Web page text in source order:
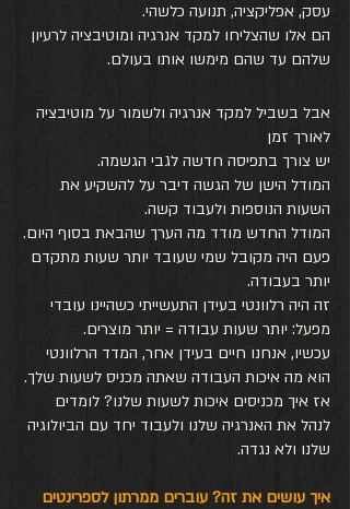
עסק, אפליקציה, תנועה כלשהי.
הם אלו שהצליחו למקד אנרגיה ומוטיבציה לרעיון
שלהם עד שהם מימשו אותו בעולם.
אבל בשביל למקד אנרגיה ולשמור על מוטיבציה
לאורך זמן
יש צורך בתפיסה חדשה לגבי הגשמה.
המודל הישן של הגשה דיבר על להשקיע את
השעות הנוספות ולעבוד קשה.
המודל החדש מודד מה הערך שהבאת בסוף היום.
פעם היה מקובל שמי שעובד יותר שעות מתקדם
יותר בעבודה.
זה היה רלוונטי בעידן התעשייתי כשהיינו עובדי
מפעל: יותר שעות עבודה = יותר מוצרים.
עכשיו, אנחנו חיים בעידן אחר, המדד הרלוונטי
הוא מה איכות העבודה שאתה מכניס לשעות שלך.
אז איך מכניסים איכות לשעות שלנו? לומדים
לנהל את האנרגיה שלנו ולעבוד יחד עם הביולוגיה
שלנו ולא נגדה.
איך עושים את זה? עוברים ממרתון לספרינטים